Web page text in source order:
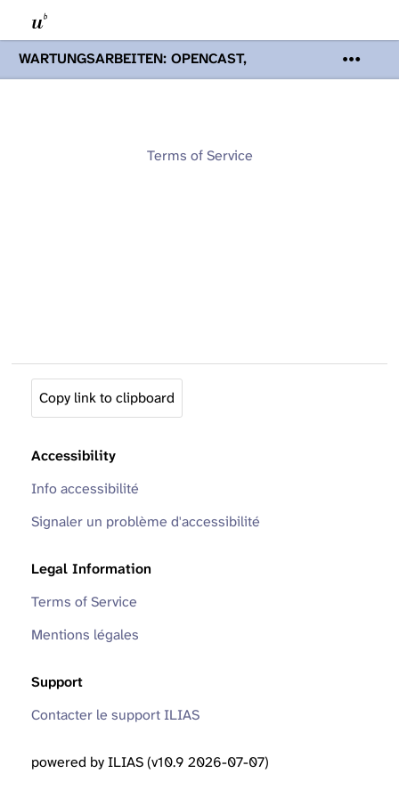
WARTUNGSARBEITEN: OPENCAST,
PODCASTS & TOBIRA
Mi 19. August
Opencast-Videos und Tobira nicht zur
Terms of Service
Copy link to clipboard
Accessibility
Info accessibilité
Signaler un problème d'accessibilité
Legal Information
Terms of Service
Mentions légales
Support
Contacter le support ILIAS
powered by ILIAS (v10.9 2026-07-07)